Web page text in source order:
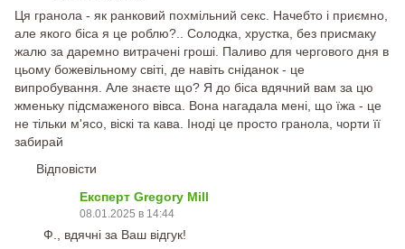
Ця гранола - як ранковий похмільний секс. Начебто і приємно,
але якого біса я це роблю?.. Солодка, хрустка, без присмаку
жалю за даремно витрачені гроші. Паливо для чергового дня в
цьому божевільному світі, де навіть сніданок - це
випробування. Але знаєте що? Я до біса вдячний вам за цю
жменьку підсмаженого вівса. Вона нагадала мені, що їжа - це
не тільки м'ясо, віскі та кава. Іноді це просто гранола, чорти її
забирай
Відповісти
Експерт Gregory Mill
08.01.2025 в 14:44
Ф., вдячні за Ваш відгук!